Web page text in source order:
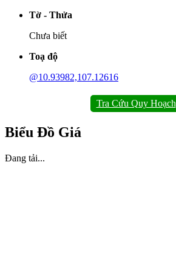
Tờ - Thửa
Chưa biết
Toạ độ
@10.93982,107.12616
Tra Cứu Quy Hoạch
Biểu Đồ Giá
Đang tải...